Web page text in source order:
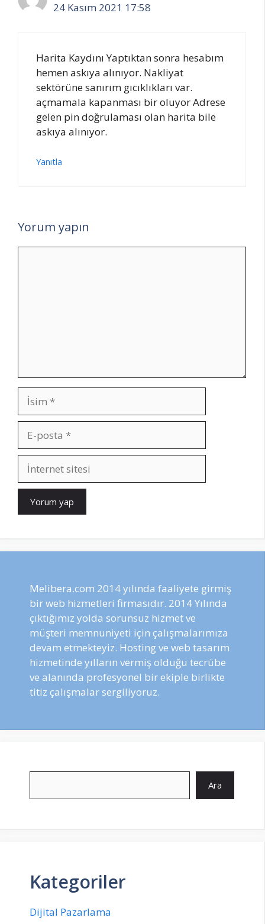
24 Kasım 2021 17:58
Harita Kaydını Yaptıktan sonra hesabım
hemen askıya alınıyor. Nakliyat
sektörüne sanırım gıcıklıkları var.
açmamala kapanması bir oluyor Adrese
gelen pin doğrulaması olan harita bile
askıya alınıyor.
Yanıtla
Yorum yapın
İsim
posta
İnternet
sitesi
Melibera.com 2014 yılında faaliyete girmiş
bir web hizmetleri firmasıdır. 2014 Yılında
çıktığımız yolda sorunsuz hizmet ve
müşteri memnuniyeti için çalışmalarımıza
devam etmekteyiz. Hosting ve web tasarım
hizmetinde yılların vermiş olduğu tecrübe
ve alanında profesyonel bir ekiple birlikte
titiz çalışmalar sergiliyoruz.
Ara
Kategoriler
Dijital Pazarlama